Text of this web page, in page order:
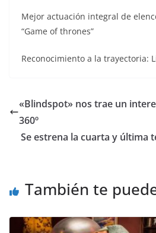
Mejor actuación integral de
“Game of thrones”
Reconocimiento a la trayectoria:
«Blindspot» nos trae un
360º
Se estrena la cuarta y última
También te